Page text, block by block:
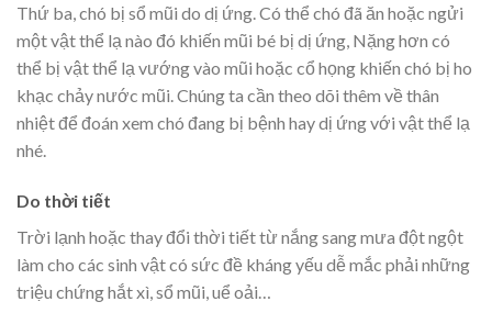
Thứ ba, chó bị sổ mũi do dị ứng. Có thể chó đã ăn hoặc ngửi
một vật thể lạ nào đó khiến mũi bé bị dị ứng, Nặng hơn có
thể bị vật thể lạ vướng vào mũi hoặc cổ họng khiến chó bị ho
khạc chảy nước mũi. Chúng ta cần theo dõi thêm về thân
nhiệt để đoán xem chó đang bị bệnh hay dị ứng với vật thể lạ
nhé.
Do thời tiết
Trời lạnh hoặc thay đổi thời tiết từ nắng sang mưa đột ngột
làm cho các sinh vật có sức đề kháng yếu dễ mắc phải những
triệu chứng hắt xì, sổ mũi, uể oải…